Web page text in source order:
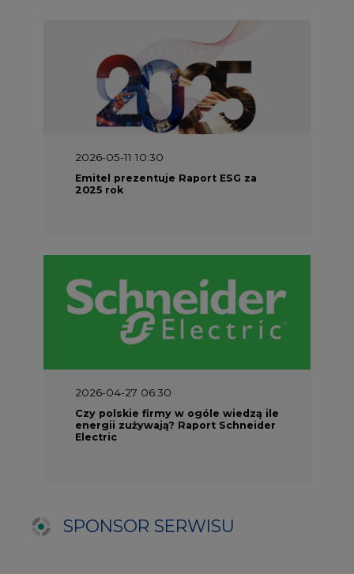
2026-04-27 06:30
Czy polskie firmy w ogóle wiedzą ile
energii zużywają? Raport Schneider
SPONSOR SERWISU
Materiały problemowe
Umowa EFET